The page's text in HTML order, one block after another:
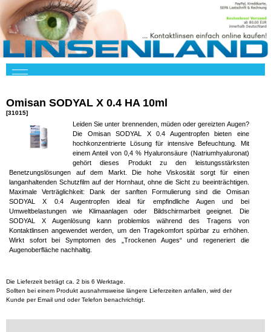
Omisan SODYAL X 0.4 HA 10ml
[31015]
Leiden Sie unter brennenden, müden oder gereizten Augen?
Die Omisan SODYAL X 0.4 Augentropfen bieten eine
hochkonzentrierte Lösung für intensive Befeuchtung. Mit
einem Anteil von 0,4 % Hyaluronsäure (Natriumhyaluronat)
gehört dieses Produkt zu den leistungsstärksten
Benetzungslösungen auf dem Markt. Die hohe Viskosität sorgt für einen
langanhaltenden Schutzfilm auf der Hornhaut, ohne die Sicht zu beeinträchtigen.
Maximale Verträglichkeit: Dank der sanften Formulierung sind die Omisan
SODYAL X 0.4 Augentropfen ideal für empfindliche Augen und bei
Umweltbelastungen wie Klimaanlagen oder Bildschirmarbeit geeignet. Die
SODYAL X Augenlösung kann problemlos während des Tragens von
Kontaktlinsen angewendet werden, um den Tragekomfort spürbar zu erhöhen.
Wirkt sofort bei Symptomen des „Trockenen Auges“ und regeneriert die
Augenoberfläche nachhaltig.
Die Lieferzeit beträgt ca. 2 bis 6 Werktage.
Sollten bei einem Produkt ausnahmsweise längere Lieferzeiten anfallen, wird der
Kunde per Email und oder Telefon benachrichtigt.